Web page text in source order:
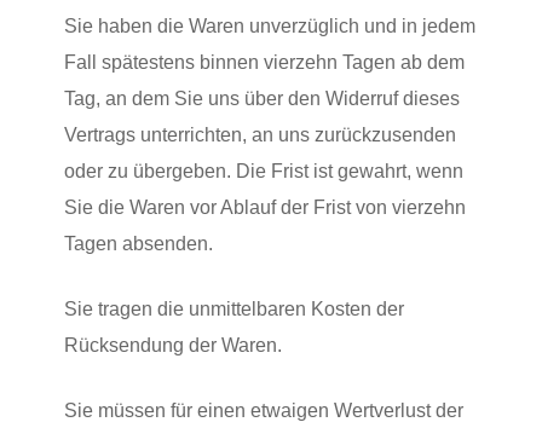
Sie haben die Waren unverzüglich und in jedem
Fall spätestens binnen vierzehn Tagen ab dem
Tag, an dem Sie uns über den Widerruf dieses
Vertrags unterrichten, an uns zurückzusenden
oder zu übergeben. Die Frist ist gewahrt, wenn
Sie die Waren vor Ablauf der Frist von vierzehn
Tagen absenden.
Sie tragen die unmittelbaren Kosten der
Rücksendung der Waren.
Sie müssen für einen etwaigen Wertverlust der